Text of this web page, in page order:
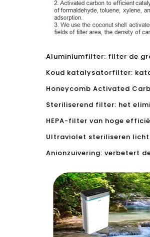
Aluminiumfilter: filter de
Koud katalysatorfilter:
Honeycomb Activated
Steriliserend filter: het
HEPA-filter van hoge
Ultraviolet steriliseren
Anionzuivering: verbetert